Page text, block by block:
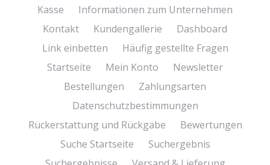
Kasse
Informationen zum Unternehmen
Kontakt
Kundengallerie
Dashboard
Link einbetten
Häufig gestellte Fragen
Startseite
Mein Konto
Newsletter
Bestellungen
Zahlungsarten
Datenschutzbestimmungen
Rückerstattung und Rückgabe
Bewertungen
Suche Startseite
Suchergebnis